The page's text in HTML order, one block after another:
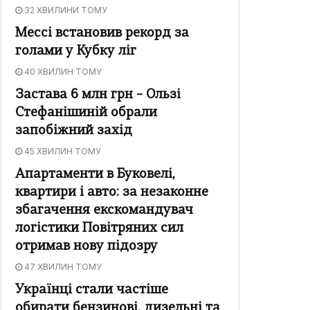
32 ХВИЛИНИ ТОМУ
Мессі встановив рекорд за
голами у Кубку ліг
40 ХВИЛИН ТОМУ
Застава 6 млн грн – Ользі
Стефанішиній обрали
запобіжний захід
45 ХВИЛИН ТОМУ
Апартаменти в Буковелі,
квартири і авто: за незаконне
збагачення екскомандувач
логістики Повітряних сил
отримав нову підозру
47 ХВИЛИН ТОМУ
Українці стали частіше